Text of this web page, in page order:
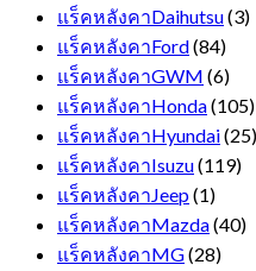
แร็คหลังคาDaihutsu(3)
แร็คหลังคาFord(84)
แร็คหลังคาGWM (6)
แร็คหลังคาHonda(105)
แร็คหลังคาHyundai(25)
แร็คหลังคาIsuzu(119)
แร็คหลังคาJeep(1)
แร็คหลังคาMazda(40)
แร็คหลังคาMG(28)